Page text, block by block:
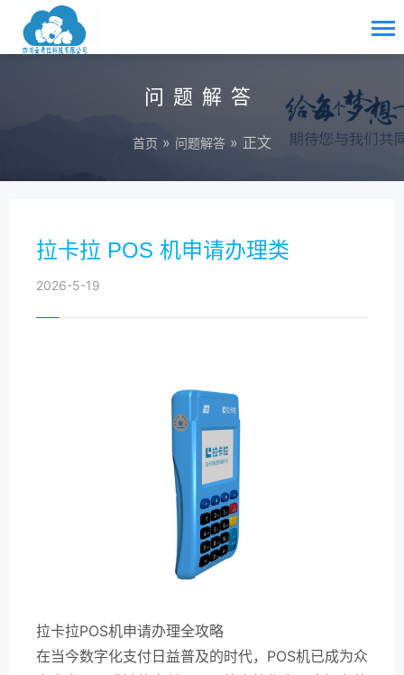
问题解答
首页 » 问题解答 » 正文
拉卡拉 POS 机申请办理类
2026-5-19
拉卡拉POS机申请办理全攻略
在当今数字化支付日益普及的时代，POS机已成为众